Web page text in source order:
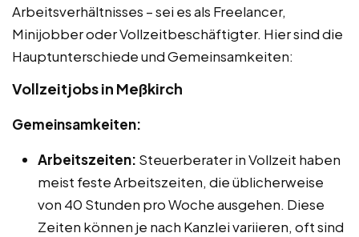
Arbeitsverhältnisses – sei es als Freelancer,
Minijobber oder Vollzeitbeschäftigter. Hier sind die
Hauptunterschiede und Gemeinsamkeiten:
Vollzeitjobs in Meßkirch
Gemeinsamkeiten:
Arbeitszeiten: Steuerberater in Vollzeit haben
meist feste Arbeitszeiten, die üblicherweise
von 40 Stunden pro Woche ausgehen. Diese
Zeiten können je nach Kanzlei variieren, oft sind